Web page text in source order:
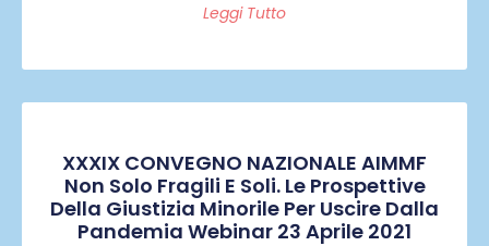
Leggi Tutto
XXXIX CONVEGNO NAZIONALE AIMMF
Non Solo Fragili E Soli. Le Prospettive
Della Giustizia Minorile Per Uscire Dalla
Pandemia Webinar 23 Aprile 2021